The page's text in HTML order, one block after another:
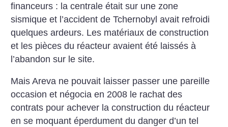
financeurs : la centrale était sur une zone
sismique et l’accident de Tchernobyl avait refroidi
quelques ardeurs. Les matériaux de construction
et les pièces du réacteur avaient été laissés à
l’abandon sur le site.
Mais Areva ne pouvait laisser passer une pareille
occasion et négocia en 2008 le rachat des
contrats pour achever la construction du réacteur
en se moquant éperdument du danger d’un tel